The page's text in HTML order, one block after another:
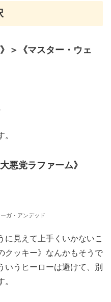
＞《マスター・ウェ
悪党ラファーム》
ガ・アンデッド
に見えて上手くいかないこ
クッキー》なんかもそうで
いうヒーローは避けて、別